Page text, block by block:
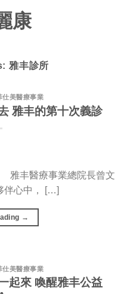
康
雅丰診所
仕美醫療事業
雅丰的第十次義診
丰醫療事業總院長曾文
伴心中， […]
→
仕美醫療事業
起來 喚醒雅丰公益